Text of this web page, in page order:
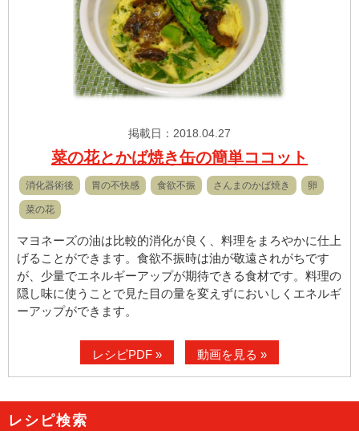
掲載日：2018.04.27
菜の花とかば焼き缶の簡単ココット
消化器術後 胃の不快感 食欲不振 さんまのかば焼き 卵
菜の花
マヨネーズの油は比較的消化が良く、料理をまろやかに仕上
げることができます。食欲不振時は油が敬遠されがちです
が、少量でエネルギーアップが期待できる食材です。料理の
隠し味に使うことで見た目の量を変えずにおいしくエネルギ
ーアップができます。
レシピPDF » 動画を見る »
レシピ検索